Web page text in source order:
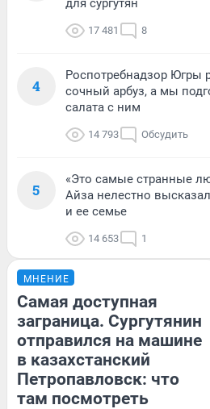
для сургутян
17 481 8
4
Роспотребнадзор Югры
сочный арбуз, а мы
салата с ним
14 793 Обсудить
5
«Это самые странные
Айза нелестно
и ее семье
14 653 1
МНЕНИЕ
Самая доступная
заграница. Сургутянин
отправился на машине
в казахстанский
Петропавловск: что
там посмотреть